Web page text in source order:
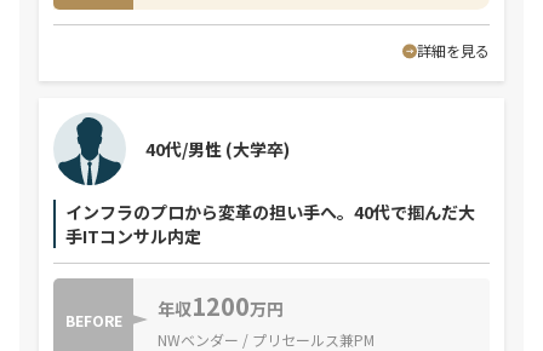
詳細を見る
インフラのプロから変革の担い手へ。40代で掴んだ大
手ITコンサル内定
40代/男性 (大学卒)
BEFORE 年収1200万円
NWベンダー / プリセールス兼PM